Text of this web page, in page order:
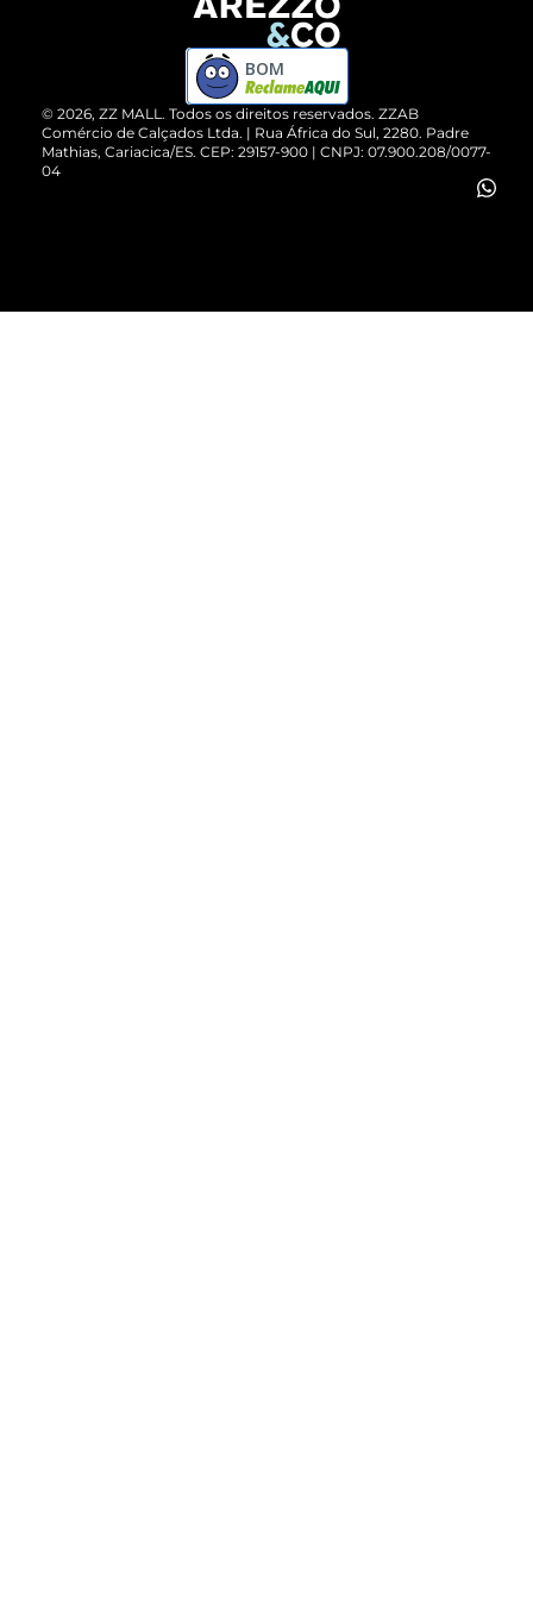
ZZ MALL é confiável
Cartão Presente
Vendas Corporativas
Devolução do Produto
Compre pelo WhatsApp
© 2026, ZZ MALL. Todos os direitos reservados. ZZAB
Comércio de Calçados Ltda. | Rua África do Sul, 2280. Padre
Mathias, Cariacica/ES. CEP: 29157-900 | CNPJ: 07.900.208/0077-
04
BOM